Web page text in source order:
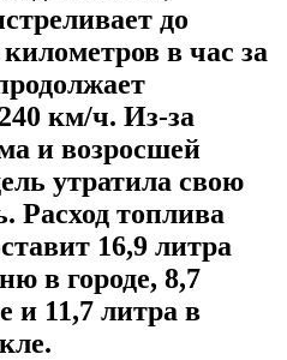
до
в час за
км/ч. Из-за
и возросшей
утратила свою
Расход топлива
16,9 литра
в городе, 8,7
и 11,7 литра в